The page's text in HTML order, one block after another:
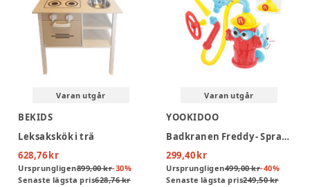
Varan utgår
BEKIDS
Leksakskök i trä
628,76 kr
Ursprungligen899,00 kr-30%
Senaste lägsta pris628,76 kr
Varan utgår
YOOKIDOO
Badkranen Freddy - Spray 'N' Sprinkle
299,40 kr
Ursprungligen499,00 kr-40%
Senaste lägsta pris249,50 kr